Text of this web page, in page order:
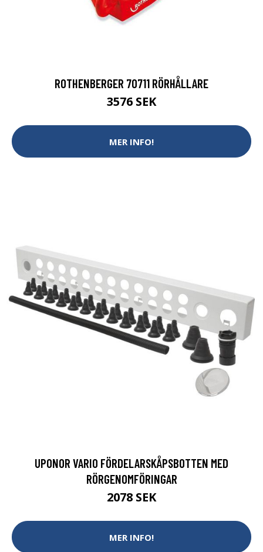
ROTHENBERGER 70711 RÖRHÅLLARE
3576 SEK
MER INFO!
UPONOR VARIO FÖRDELARSKÅPSBOTTEN MED
RÖRGENOMFÖRINGAR
2078 SEK
MER INFO!